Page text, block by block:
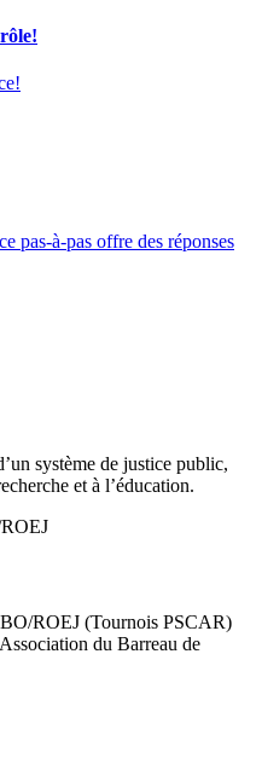
pas-à-pas offre des réponses
système de justice public,
et à l’éducation.
ROEJ (Tournois PSCAR)
du Barreau de